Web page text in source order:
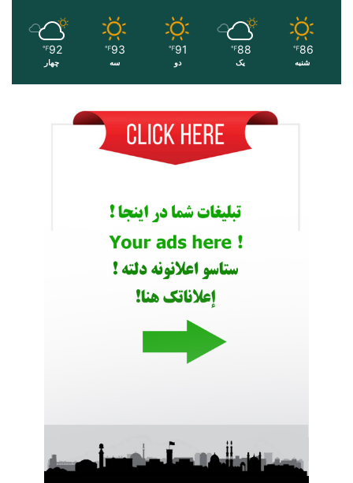
86
℉
شنبه
88
℉
یک
91
℉
دو
93
℉
سه
92
℉
چهار